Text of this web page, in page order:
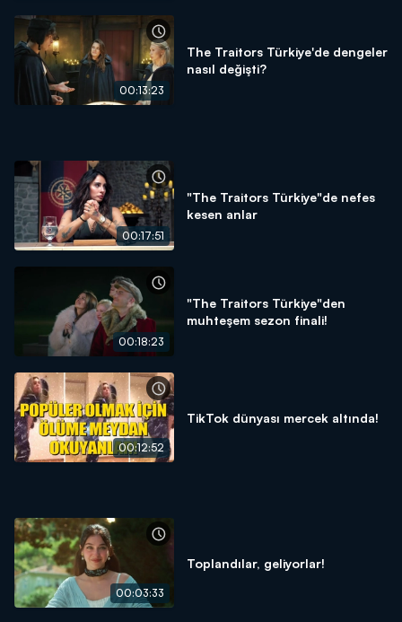
00:13:23
The Traitors Türkiye'de dengeler
nasıl değişti?
00:17:51
"The Traitors Türkiye"de nefes
kesen anlar
00:18:23
"The Traitors Türkiye"den
muhteşem sezon finali!
00:12:52
TikTok dünyası mercek altında!
00:03:33
Toplandılar, geliyorlar!